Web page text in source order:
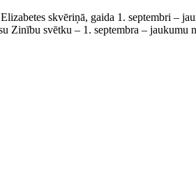
skvēriņā, gaida 1. septembri –
Zinību svētku – 1. septembra –